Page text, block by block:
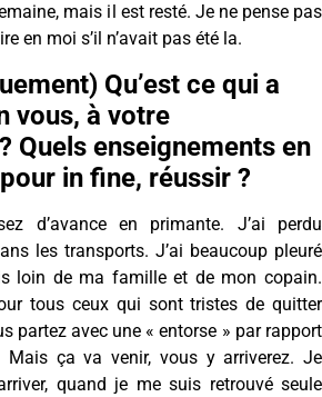
mais il est resté. Je ne pense pas
en moi s’il n’avait pas été la.
Qu’est ce qui a
vous, à votre
Quels enseignements en
in fine, réussir ?
d’avance en primante. J’ai perdu
les transports. J’ai beaucoup pleuré
loin de ma famille et de mon copain.
tous ceux qui sont tristes de quitter
partez avec une « entorse » par rapport
Mais ça va venir, vous y arriverez. Je
quand je me suis retrouvé seule